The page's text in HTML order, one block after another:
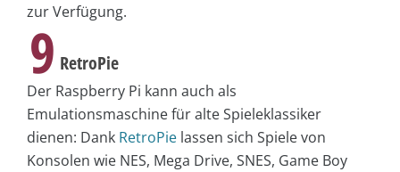
zur Verfügung.
9 RetroPie
Der Raspberry Pi kann auch als
Emulationsmaschine für alte Spieleklassiker
dienen: Dank RetroPie lassen sich Spiele von
Konsolen wie NES, Mega Drive, SNES, Game Boy